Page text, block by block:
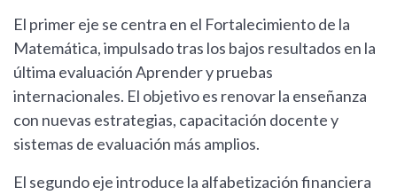
El primer eje se centra en el Fortalecimiento de la
Matemática, impulsado tras los bajos resultados en la
última evaluación Aprender y pruebas
internacionales. El objetivo es renovar la enseñanza
con nuevas estrategias, capacitación docente y
sistemas de evaluación más amplios.
El segundo eje introduce la alfabetización financiera